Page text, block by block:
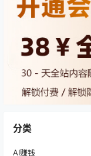
分类
AI赚钱